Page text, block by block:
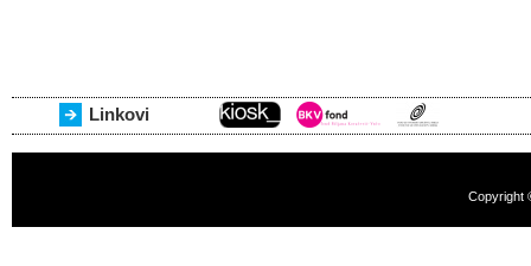
Linkovi
Copyright